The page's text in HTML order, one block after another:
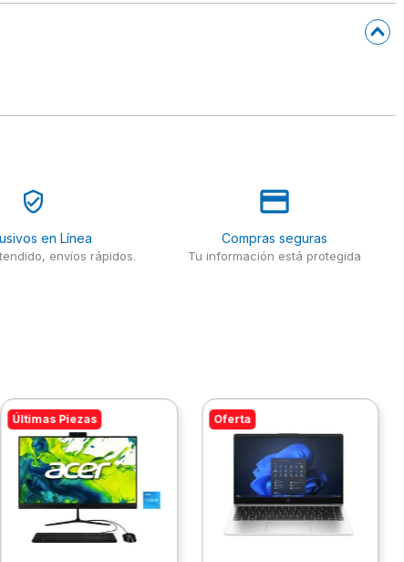
en Línea
envíos rápidos.
Compras seguras
Tu información está protegida
Últimas Piezas Oferta